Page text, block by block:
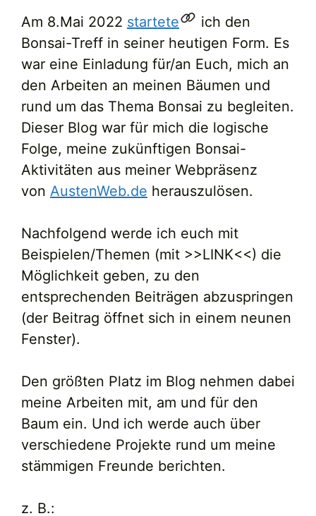
Am 8.Mai 2022 startete
ich den
Bonsai-Treff in seiner heutigen Form. Es
war eine Einladung für/an Euch, mich an
den Arbeiten an meinen Bäumen und
rund um das Thema Bonsai zu begleiten.
Dieser Blog war für mich die logische
Folge, meine zukünftigen Bonsai-
Aktivitäten aus meiner Webpräsenz
von AustenWeb.de herauszulösen.
Nachfolgend werde ich euch mit
Beispielen/Themen (mit >>LINK<<) die
Möglichkeit geben, zu den
entsprechenden Beiträgen abzuspringen
(der Beitrag öffnet sich in einem neunen
Fenster).
Den größten Platz im Blog nehmen dabei
meine Arbeiten mit, am und für den
Baum ein. Und ich werde auch über
verschiedene Projekte rund um meine
stämmigen Freunde berichten.
z. B.: